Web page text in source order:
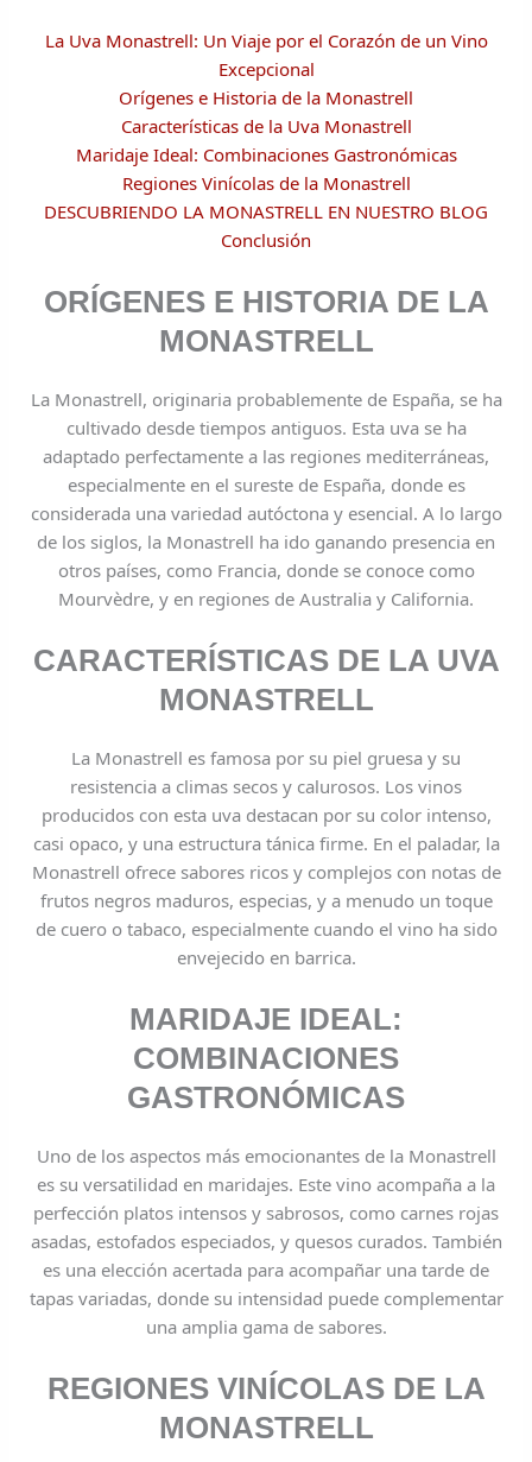
La Uva Monastrell: Un Viaje por el Corazón de un Vino
Excepcional
Orígenes e Historia de la Monastrell
Características de la Uva Monastrell
Maridaje Ideal: Combinaciones Gastronómicas
Regiones Vinícolas de la Monastrell
DESCUBRIENDO LA MONASTRELL EN NUESTRO BLOG
Conclusión
ORÍGENES E HISTORIA DE LA
MONASTRELL
La Monastrell, originaria probablemente de España, se ha
cultivado desde tiempos antiguos. Esta uva se ha
adaptado perfectamente a las regiones mediterráneas,
especialmente en el sureste de España, donde es
considerada una variedad autóctona y esencial. A lo largo
de los siglos, la Monastrell ha ido ganando presencia en
otros países, como Francia, donde se conoce como
Mourvèdre, y en regiones de Australia y California.
CARACTERÍSTICAS DE LA UVA
MONASTRELL
La Monastrell es famosa por su piel gruesa y su
resistencia a climas secos y calurosos. Los vinos
producidos con esta uva destacan por su color intenso,
casi opaco, y una estructura tánica firme. En el paladar, la
Monastrell ofrece sabores ricos y complejos con notas de
frutos negros maduros, especias, y a menudo un toque
de cuero o tabaco, especialmente cuando el vino ha sido
envejecido en barrica.
MARIDAJE IDEAL:
COMBINACIONES
GASTRONÓMICAS
Uno de los aspectos más emocionantes de la Monastrell
es su versatilidad en maridajes. Este vino acompaña a la
perfección platos intensos y sabrosos, como carnes rojas
asadas, estofados especiados, y quesos curados. También
es una elección acertada para acompañar una tarde de
tapas variadas, donde su intensidad puede complementar
una amplia gama de sabores.
REGIONES VINÍCOLAS DE LA
MONASTRELL